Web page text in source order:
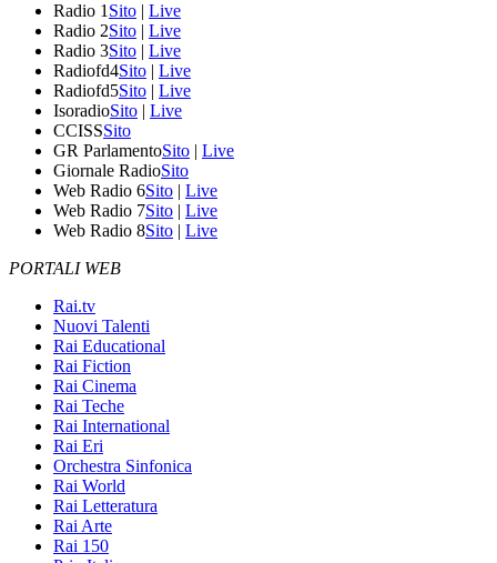
Radio 1 Sito | Live
Radio 2Sito | Live
Radio 3Sito | Live
Radiofd4Sito | Live
Radiofd5Sito | Live
IsoradioSito | Live
CCISSSito
GR ParlamentoSito | Live
Giornale RadioSito
Web Radio 6Sito | Live
Web Radio 7Sito | Live
Web Radio 8Sito | Live
PORTALI WEB
Rai.tv
Nuovi Talenti
Rai Educational
Rai Fiction
Rai Cinema
Rai Teche
Rai International
Rai Eri
Orchestra Sinfonica
Rai World
Rai Letteratura
Rai Arte
Rai 150